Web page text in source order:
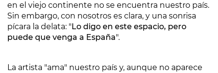
en el viejo continente no se encuentra nuestro país.
Sin embargo, con nosotros es clara, y una sonrisa
pícara la delata: "Lo digo en este espacio, pero
puede que venga a España".
La artista "ama" nuestro país y, aunque no aparece